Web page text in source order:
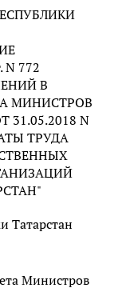
N 772
В
МИНИСТРОВ
31.05.2018 N
ТРУДА
Татарстан
Министров